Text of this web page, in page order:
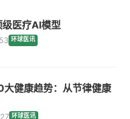
医疗AI模型
环球医讯
健康趋势：从节律健康
环球医讯